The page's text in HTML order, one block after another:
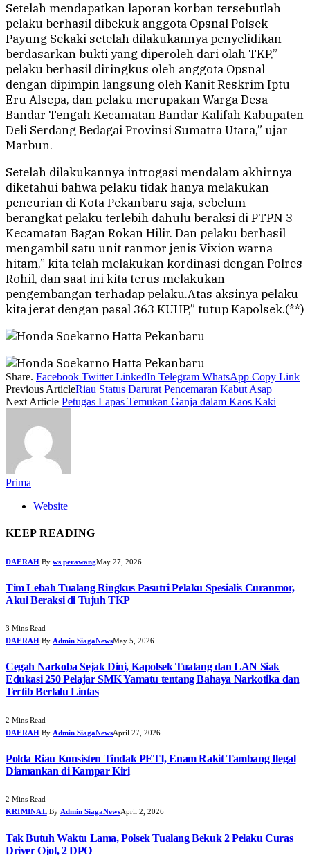
Setelah mendapatkan laporan korban tersebutlah
pelaku berhasil dibekuk anggota Opsnal Polsek
Payung Sekaki setelah dilakukannya penyelidikan
berdasarkan bukti yang diperoleh dari olah TKP,”
pelaku berhasil diringkus oleh anggota Opsnal
dengan dipimpin langsung oleh Kanit Reskrim Iptu
Eru Alsepa, dan pelaku merupakan Warga Desa
Bandar Tengah Kecamatan Bandar Kalifah Kabupaten
Deli Serdang Bedagai Provinsi Sumatra Utara,” ujar
Marbun.
Setelah dilakukannya introgasi mendalam akhirnya
diketahui bahwa pelaku tidak hanya melakukan
pencurian di Kota Pekanbaru saja, sebelum
berangkat pelaku terlebih dahulu beraksi di PTPN 3
Kecamatan Bagan Rokan Hilir. Dan pelaku berhasil
mengambil satu unit ranmor jenis Vixion warna
hitam,” kita telah melakukan kordinasi dengan Polres
Rohil, dan saat ini kita terus melakukan
pengembangan terhadap pelaku.Atas aksinya pelaku
kita jerat dengan pasal 363 KUHP,” tutup Kapolsek.(**)
Share. Facebook Twitter LinkedIn Telegram WhatsApp Copy Link
Previous ArticleRiau Status Darurat Pencemaran Kabut Asap
Next Article Petugas Lapas Temukan Ganja dalam Kaos Kaki
Prima
Website
KEEP READING
DAERAH By ws perawangMay 27, 2026
Tim Lebah Tualang Ringkus Pasutri Pelaku Spesialis Curanmor,
Akui Beraksi di Tujuh TKP
3 Mins Read
DAERAH By Admin SiagaNewsMay 5, 2026
Cegah Narkoba Sejak Dini, Kapolsek Tualang dan LAN Siak
Edukasi 250 Pelajar SMK Yamatu tentang Bahaya Narkotika dan
Tertib Berlalu Lintas
2 Mins Read
DAERAH By Admin SiagaNewsApril 27, 2026
Polda Riau Konsisten Tindak PETI, Enam Rakit Tambang Ilegal
Diamankan di Kampar Kiri
2 Mins Read
KRIMINAL By Admin SiagaNewsApril 2, 2026
Tak Butuh Waktu Lama, Polsek Tualang Bekuk 2 Pelaku Curas
Driver Ojol, 2 DPO